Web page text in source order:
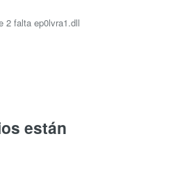
2 falta ep0lvra1.dll
están